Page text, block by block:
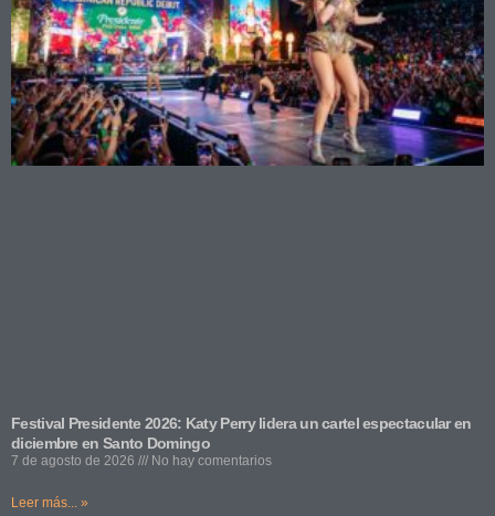
Festival Presidente 2026: Katy Perry lidera un cartel espectacular en
diciembre en Santo Domingo
7 de agosto de 2026 No hay comentarios
Leer más... »